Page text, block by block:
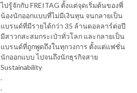
ไปรู้จักกับ FREITAG ตั้งแต่จุดเริ่มต้นของพี่
น้องนักออกแบบที่ไม่มีเงินทุน จนกลายเป็น
แบรนด์ที่มีรายได้กว่า 35 ล้านดอลลาร์ต่อปี
มีสาวกสะสมกระเป๋าทั่วโลก และกลายเป็น
แบรนด์ที่ถูกพูดถึงในทุกวงการ ตั้งแต่แฟชั่น
นักออกแบบ ไปจนถึงนักธุรกิจสาย
Sustainability
.
.